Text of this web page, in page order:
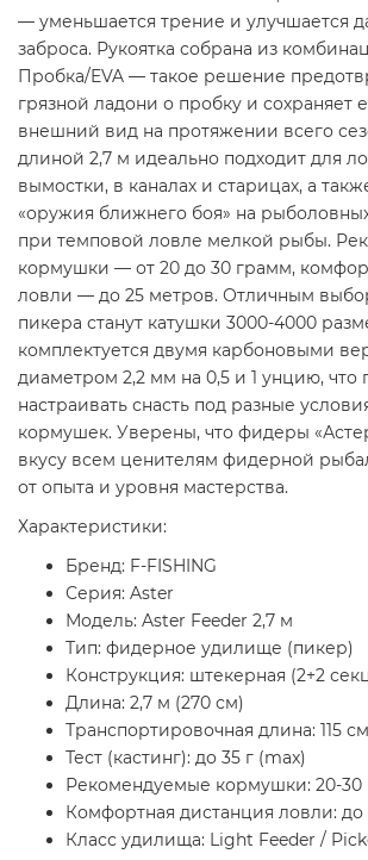
— уменьшается трение и улучшается
заброса. Рукоятка собрана из
Пробка/EVA — такое решение
грязной ладони о пробку и сохраняет
внешний вид на протяжении всего
длиной 2,7 м идеально подходит для
вымостки, в каналах и старицах, а
«оружия ближнего боя» на
при темповой ловле мелкой рыбы.
кормушки — от 20 до 30 грамм,
ловли — до 25 метров. Отличным
пикера станут катушки 3000-4000
комплектуется двумя карбоновыми
диаметром 2,2 мм на 0,5 и 1 унцию, что
настраивать снасть под разные
кормушек. Уверены, что фидеры
вкусу всем ценителям фидерной
от опыта и уровня мастерства.
Характеристики:
Бренд: F-FISHING
Серия: Aster
Модель: Aster Feeder 2,7 м
Тип: фидерное удилище (пикер)
Конструкция: штекерная (2+2
Длина: 2,7 м (270 см)
Транспортировочная длина: 115 см
Тест (кастинг): до 35 г (max)
Рекомендуемые кормушки: 20-30
Комфортная дистанция ловли: до
Класс удилища: Light Feeder /